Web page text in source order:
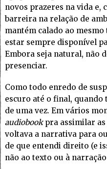
novos prazeres na vida e,
barreira na relação de
mantém calado ao
estar sempre disponível
Embora seja natural, não
presenciar.
Como todo enredo de
escuro até o final, quando
de uma vez. Em vários
audiobookpra assimilar as
voltava a narrativa para
de que entendi direito (e
não ao texto ou à